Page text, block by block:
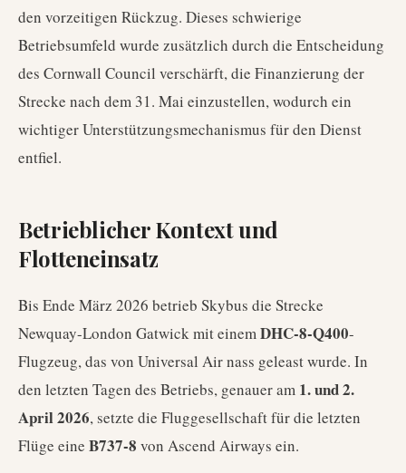
den vorzeitigen Rückzug. Dieses schwierige
Betriebsumfeld wurde zusätzlich durch die Entscheidung
des Cornwall Council verschärft, die Finanzierung der
Strecke nach dem 31. Mai einzustellen, wodurch ein
wichtiger Unterstützungsmechanismus für den Dienst
entfiel.
Betrieblicher Kontext und
Flotteneinsatz
Bis Ende März 2026 betrieb Skybus die Strecke
Newquay-London Gatwick mit einemDHC-8-Q400-
Flugzeug, das von Universal Air nass geleast wurde. In
den letzten Tagen des Betriebs, genauer am 1. und 2.
April 2026, setzte die Fluggesellschaft für die letzten
Flüge eine B737-8 von Ascend Airways ein.